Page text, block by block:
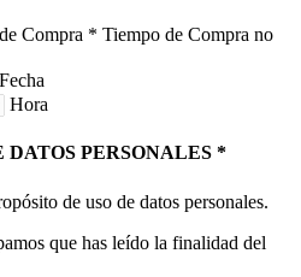
Compra * Tiempo de Compra no
Fecha
Hora
PERSONALES *
de uso de datos personales.
que has leído la finalidad del